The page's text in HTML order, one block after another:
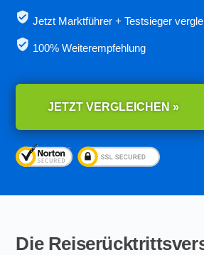
Jetzt Marktführer + Testsieger
100% Weiterempfehlung
JETZT VERGLEICHEN »
Die